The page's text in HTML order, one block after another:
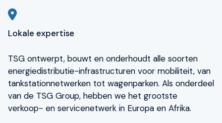
Lokale expertise
TSG ontwerpt, bouwt en onderhoudt alle soorten
energiedistributie-infrastructuren voor mobiliteit, van
tankstationnetwerken tot wagenparken. Als onderdeel
van de TSG Group, hebben we het grootste
verkoop- en servicenetwerk in Europa en Afrika.